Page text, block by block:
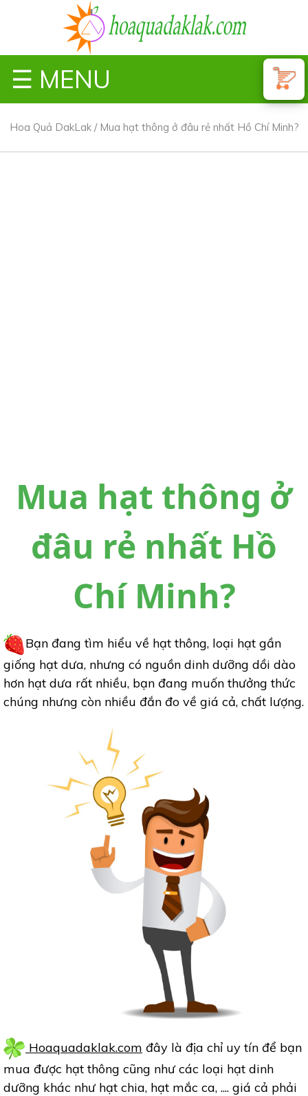
☰ MENU
Hoa Quả DakLak/ Mua hạt thông ở đâu rẻ nhất Hồ Chí Minh?
Mua hạt thông ở
đâu rẻ nhất Hồ
Chí Minh?
Bạn đang tìm hiểu về hạt thông, loại hạt gần
giống hạt dưa, nhưng có nguồn dinh dưỡng dồi dào
hơn hạt dưa rất nhiều, bạn đang muốn thưởng thức
chúng nhưng còn nhiều đắn đo về giá cả, chất lượng.
Hoaquadaklak.com đây là địa chỉ uy tín để bạn
mua được hạt thông cũng như các loại hạt dinh
dưỡng khác như hạt chia, hạt mắc ca, .... giá cả phải